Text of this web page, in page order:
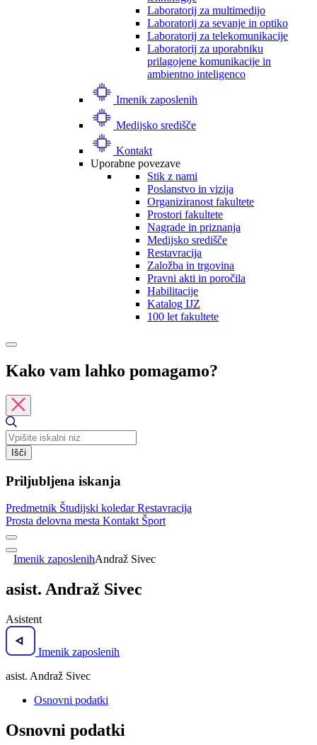
Laboratorij za multimedijo
Laboratorij za sevanje in optiko
Laboratorij za telekomunikacije
Laboratorij za uporabniku
prilagojene komunikacije in
ambientno inteligenco
Imenik zaposlenih
Medijsko središče
Kontakt
Uporabne povezave
Stik z nami
Poslanstvo in vizija
Organiziranost fakultete
Prostori fakultete
Nagrade in priznanja
Medijsko središče
Restavracija
Založba in trgovina
Pravni akti in poročila
Habilitacije
Katalog IJZ
100 let fakultete
Kako vam lahko pomagamo?
Išči
Priljubljena iskanja
Predmetnik Študijski koledarRestavracija
Prosta delovna mesta Kontakt Šport
Imenik zaposlenihAndraž Sivec
asist. Andraž Sivec
Asistent
Imenik zaposlenih
asist. Andraž Sivec
Osnovni podatki
Osnovni podatki